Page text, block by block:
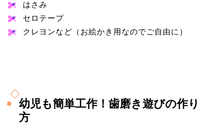
はさみ
セロテープ
クレヨンなど（お絵かき用なのでご自由に）
幼児も簡単工作！歯磨き遊びの作り
方